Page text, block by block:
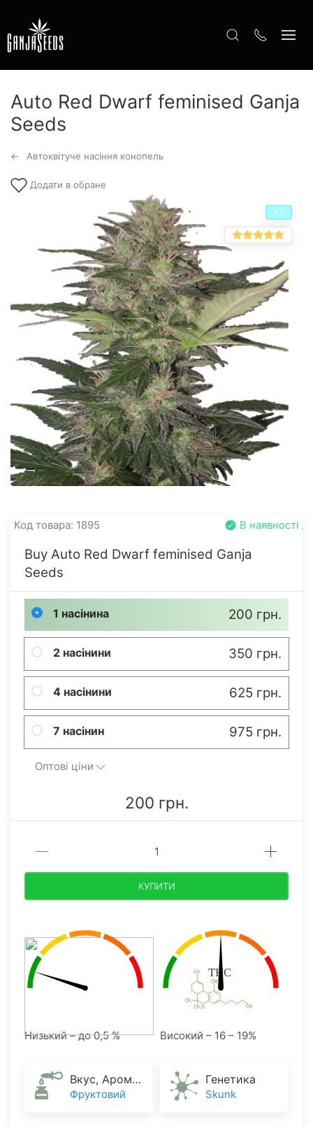
Auto Red Dwarf feminised Ganja
Seeds
Автоквітуче насіння конопель
Додати в обране
Х2
Код товара: 1895 В наявності
Buy Auto Red Dwarf feminised Ganja
Seeds
1 насінина 200 грн.
2 насінини 350 грн.
4 насінини 625 грн.
7 насінин 975 грн.
Оптові ціни
200 грн.
КУПИТИ
Низький – до 0,5 % Високий – 16 – 19%
Вкус, Аромат
Фруктовий
Генетика
Skunk